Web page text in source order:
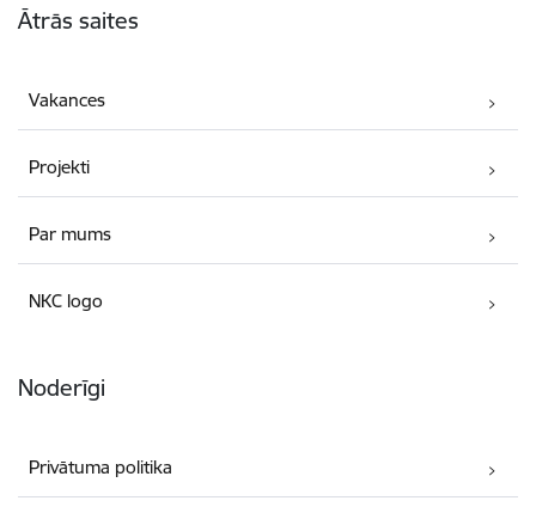
Ātrās saites
Vakances
Projekti
Par mums
NKC logo
Noderīgi
Privātuma politika